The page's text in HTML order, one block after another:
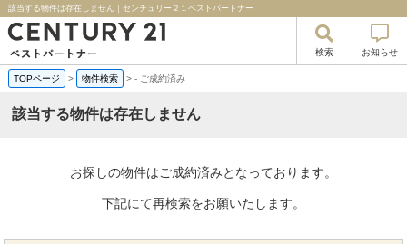
該当する物件は存在しません｜センチュリー２１ベストパートナー
検索 お知らせ
TOPページ > 物件検索 >- ご成約済み
該当する物件は存在しません
お探しの物件はご成約済みとなっております。
下記にて再検索をお願いたします。